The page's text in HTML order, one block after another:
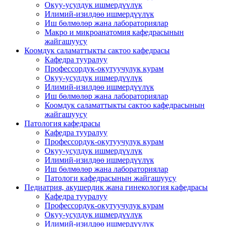
Окуу-усулдук ишмердүүлүк
Илимий-изилдөө ишмердүүлүк
Иш бөлмөлөр жана лабораториялар
Макро и микроанатомия кафедрасынын
жайгашуусу
Коомдук саламаттыкты сактоо кафедрасы
Кафедра тууралуу
Профессордук-окутуучулук курам
Окуу-усулдук ишмердүүлүк
Илимий-изилдөө ишмердүүлүк
Иш бөлмөлөр жана лабораториялар
Коомдук саламаттыкты сактоо кафедрасынын
жайгашуусу
Патология кафедрасы
Кафедра тууралуу
Профессордук-окутуучулук курам
Окуу-усулдук ишмердүүлүк
Илимий-изилдөө ишмердүүлүк
Иш бөлмөлөр жана лабораториялар
Патологи кафедрасынын жайгашуусу
Педиатрия, акушердик жана гинекология кафедрасы
Кафедра тууралуу
Профессордук-окутуучулук курам
Окуу-усулдук ишмердүүлүк
Илимий-изилдөө ишмердүүлүк